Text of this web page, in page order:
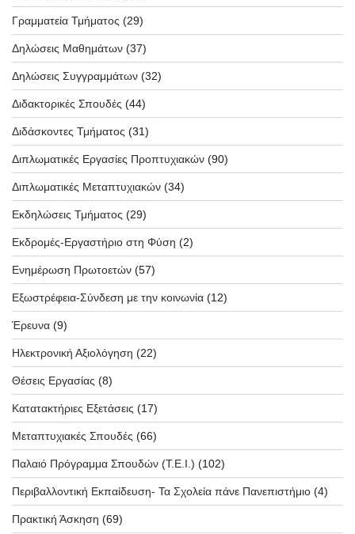
Γραμματεία Τμήματος (29)
Δηλώσεις Μαθημάτων (37)
Δηλώσεις Συγγραμμάτων (32)
Διδακτορικές Σπουδές (44)
Διδάσκοντες Τμήματος (31)
Διπλωματικές Εργασίες Προπτυχιακών (90)
Διπλωματικές Μεταπτυχιακών (34)
Εκδηλώσεις Τμήματος (29)
Εκδρομές-Εργαστήριο στη Φύση (2)
Ενημέρωση Πρωτοετών (57)
Εξωστρέφεια-Σύνδεση με την κοινωνία (12)
Έρευνα (9)
Ηλεκτρονική Αξιολόγηση (22)
Θέσεις Εργασίας (8)
Κατατακτήριες Εξετάσεις (17)
Μεταπτυχιακές Σπουδές (66)
Παλαιό Πρόγραμμα Σπουδών (T.E.I.) (102)
Περιβαλλοντική Εκπαίδευση- Τα Σχολεία πάνε Πανεπιστήμιο (4)
Πρακτική Άσκηση (69)